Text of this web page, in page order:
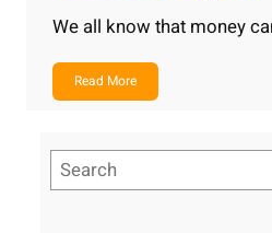
We all know that money
Read More
e